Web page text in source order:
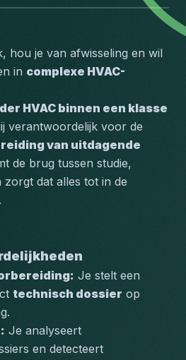
hou je van afwisseling en wil
in complexe HVAC-
HVAC binnen een klasse
van uitdagende
de brug tussen studie,
dat alles tot in de
Je stelt een
technisch dossier op
Je analyseert